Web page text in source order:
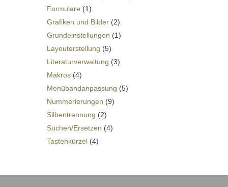
Formulare (1)
Grafiken und Bilder (2)
Grundeinstellungen (1)
Layouterstellung (5)
Literaturverwaltung (3)
Makros (4)
Menübandanpassung (5)
Nummerierungen (9)
Silbentrennung (2)
Suchen/Ersetzen (4)
Tastenkürzel (4)